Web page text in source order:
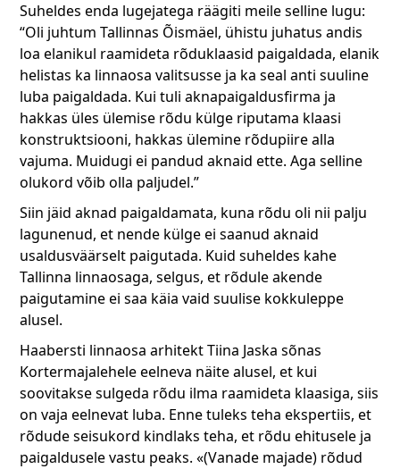
Suheldes enda lugejatega räägiti meile selline lugu:
“Oli juhtum Tallinnas Õismäel, ühistu juhatus andis
loa elanikul raamideta rõduklaasid paigaldada, elanik
helistas ka linnaosa valitsusse ja ka seal anti suuline
luba paigaldada. Kui tuli aknapaigaldusfirma ja
hakkas üles ülemise rõdu külge riputama klaasi
konstruktsiooni, hakkas ülemine rõdupiire alla
vajuma. Muidugi ei pandud aknaid ette. Aga selline
olukord võib olla paljudel.”
Siin jäid aknad paigaldamata, kuna rõdu oli nii palju
lagunenud, et nende külge ei saanud aknaid
usaldusväärselt paigutada. Kuid suheldes kahe
Tallinna linnaosaga, selgus, et rõdule akende
paigutamine ei saa käia vaid suulise kokkuleppe
alusel.
Haabersti linnaosa arhitekt Tiina Jaska sõnas
Kortermajalehele eelneva näite alusel, et kui
soovitakse sulgeda rõdu ilma raamideta klaasiga, siis
on vaja eelnevat luba. Enne tuleks teha ekspertiis, et
rõdude seisukord kindlaks teha, et rõdu ehitusele ja
paigaldusele vastu peaks. «(Vanade majade) rõdud